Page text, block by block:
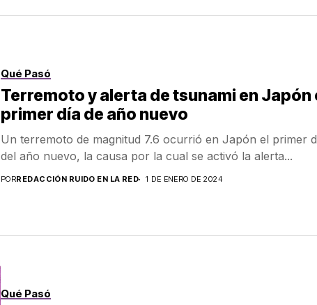
Qué Pasó
Terremoto y alerta de tsunami en Japón
primer día de año nuevo
Un terremoto de magnitud 7.6 ocurrió en Japón el primer
del año nuevo, la causa por la cual se activó la alerta...
PORREDACCIÓN RUIDO EN LA RED 1 DE ENERO DE 2024
Qué Pasó